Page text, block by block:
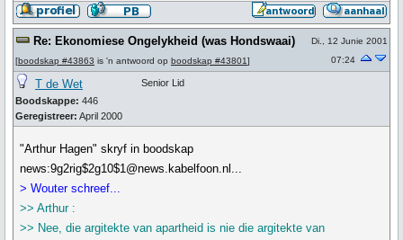
Re: Ekonomiese Ongelykheid (was Hondswaai)
[boodskap #43863 is 'n antwoord op boodskap #43801]
Di., 12 Junie 2001
07:24
T de Wet
Boodskappe: 446
Geregistreer: April 2000
Senior Lid
"Arthur Hagen" skryf in boodskap
news:9g2rig$2g10$1@news.kabelfoon.nl...
> Wouter schreef...
>> Arthur :
>> Nee, die argitekte van apartheid is nie die argitekte van